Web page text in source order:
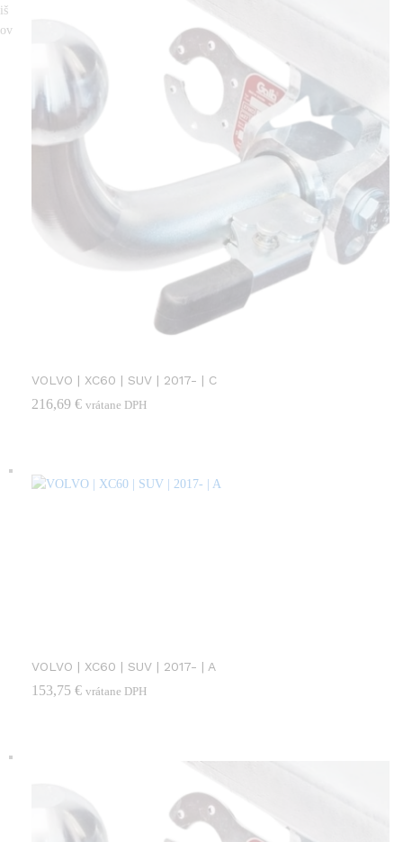
VOLVO | XC60 | SUV | 2017- | C
216,69 € vrátane DPH
VOLVO | XC60 | SUV | 2017- | A
153,75 € vrátane DPH
iš
ov